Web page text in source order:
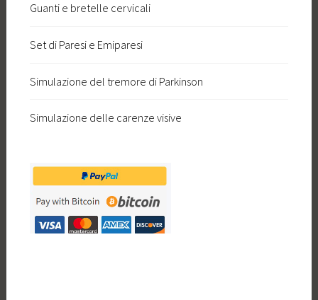
Guanti e bretelle cervicali
Set di Paresi e Emiparesi
Simulazione del tremore di Parkinson
Simulazione delle carenze visive